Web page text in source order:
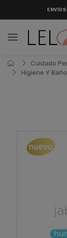
Cuidado
Higiene Y Baño